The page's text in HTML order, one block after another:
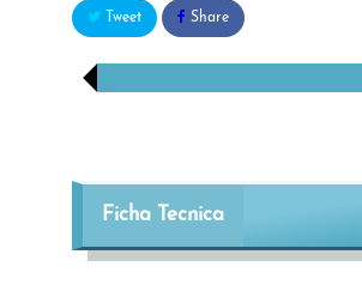
Tweet Share
Ficha Tecnica